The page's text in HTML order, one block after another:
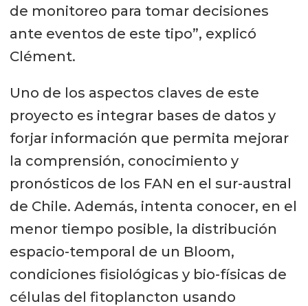
de monitoreo para tomar decisiones
ante eventos de este tipo”, explicó
Clément.
Uno de los aspectos claves de este
proyecto es integrar bases de datos y
forjar información que permita mejorar
la comprensión, conocimiento y
pronósticos de los FAN en el sur-austral
de Chile. Además, intenta conocer, en el
menor tiempo posible, la distribución
espacio-temporal de un Bloom,
condiciones fisiológicas y bio-físicas de
células del fitoplancton usando